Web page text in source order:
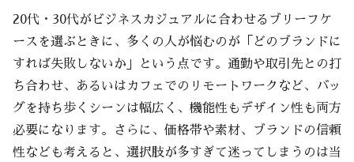
20代・30代がビジネスカジュアルに合わせるブリーフケ
ースを選ぶときに、多くの人が悩むのが「どのブランドに
すれば失敗しないか」という点です。通勤や取引先との打
ち合わせ、あるいはカフェでのリモートワークなど、バッ
グを持ち歩くシーンは幅広く、機能性もデザイン性も両方
必要になります。さらに、価格帯や素材、ブランドの信頼
性なども考えると、選択肢が多すぎて迷ってしまうのは当